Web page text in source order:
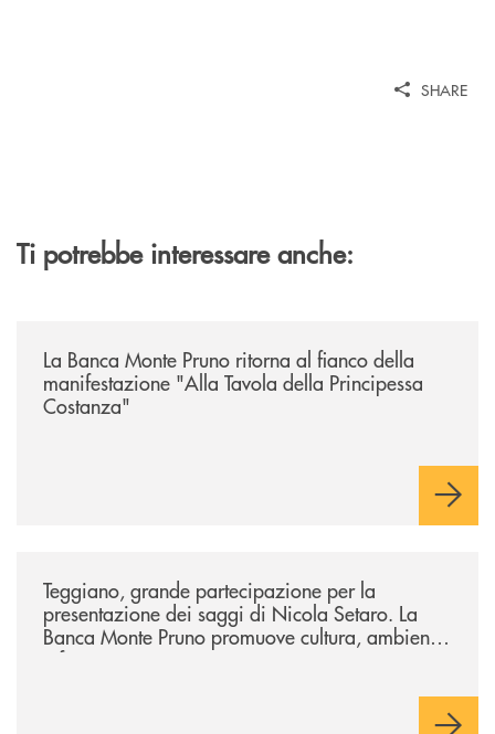
SHARE
Ti potrebbe interessare anche:
La Banca Monte Pruno ritorna al fianco della
manifestazione "Alla Tavola della Principessa
Costanza"
Teggiano, grande partecipazione per la
presentazione dei saggi di Nicola Setaro. La
Banca Monte Pruno promuove cultura, ambiente
e futuro